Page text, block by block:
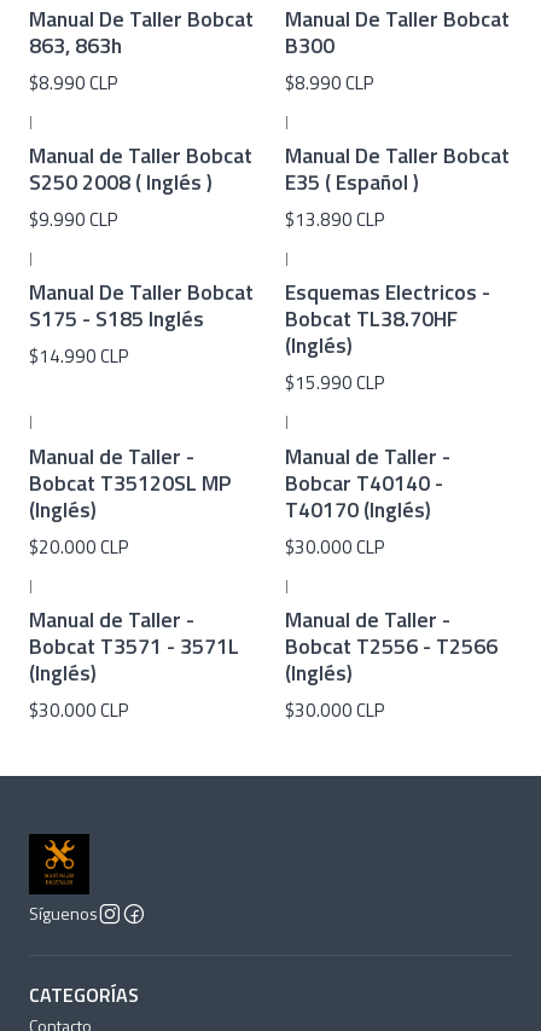
Manual De Taller Bobcat
863, 863h
$8.990 CLP
Manual De Taller Bobcat
B300
$8.990 CLP
|
Manual de Taller Bobcat
S250 2008 ( Inglés )
$9.990 CLP
|
Manual De Taller Bobcat
E35 ( Español )
$13.890 CLP
|
Manual De Taller Bobcat
S175 - S185 Inglés
$14.990 CLP
|
Esquemas Electricos -
Bobcat TL38.70HF
(Inglés)
$15.990 CLP
|
Manual de Taller -
Bobcat T35120SL MP
(Inglés)
$20.000 CLP
|
Manual de Taller -
Bobcar T40140 -
T40170 (Inglés)
$30.000 CLP
|
Manual de Taller -
Bobcat T3571 - 3571L
(Inglés)
$30.000 CLP
|
Manual de Taller -
Bobcat T2556 - T2566
(Inglés)
$30.000 CLP
Síguenos
CATEGORÍAS